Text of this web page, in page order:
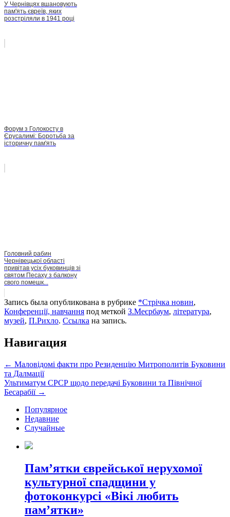
У Чернівцях вшановують
пам'ять євреїв, яких
розстріляли в 1941 році
Форум з Голокосту в
Єрусалимі: Боротьба за
історичну пам'ять
Головний рабин
Чернівецької області
привітав усіх буковинців зі
святом Песаху з балкону
свого помешк...
Запись была опубликована в рубрике *Стрічка новин,
Конференції, навчання под меткой З.Меєрбаум, література,
музей, П.Рихло. Ссылка на запись.
Навигация
← Маловідомі факти про Резиденцію Митрополитів Буковини
та Далмації
Ультиматум СРСР щодо передачі Буковини та Північної
Бесарабії →
Популярное
Недавние
Случайные
Пам’ятки єврейської нерухомої
культурної спадщини у
фотоконкурсі «Вікі любить
пам’ятки»